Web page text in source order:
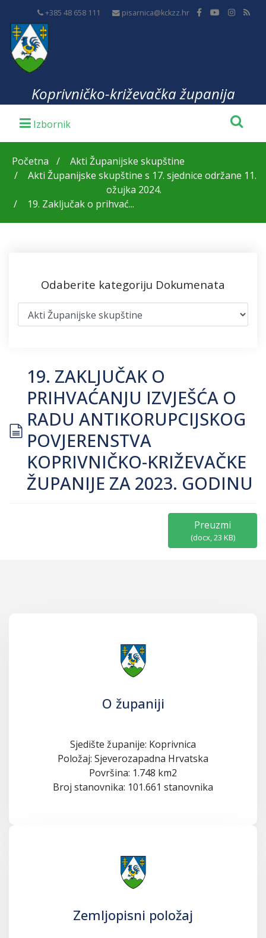
+385 48 658 111 pisarnica@kckzz.hr
Koprivničko-križevačka županija
Početna
Akti Županijske skupštine
Akti Županijske skupštine s 17. sjednice održane 11.
ožujka 2024.
19. Zaključak o prihvać...
Odaberite kategoriju Dokumenata
document
19. ZAKLJUČAK O
PRIHVAĆANJU IZVJEŠĆA O
RADU ANTIKORUPCIJSKOG
POVJERENSTVA
KOPRIVNIČKO-KRIŽEVAČKE
ŽUPANIJE ZA 2023. GODINU
Preuzmi
(docx,23 KB)
O županiji
Sjedište županije: Koprivnica
Položaj: Sjeverozapadna Hrvatska
Površina: 1.748 km2
Broj stanovnika: 101.661 stanovnika
Zemljopisni položaj